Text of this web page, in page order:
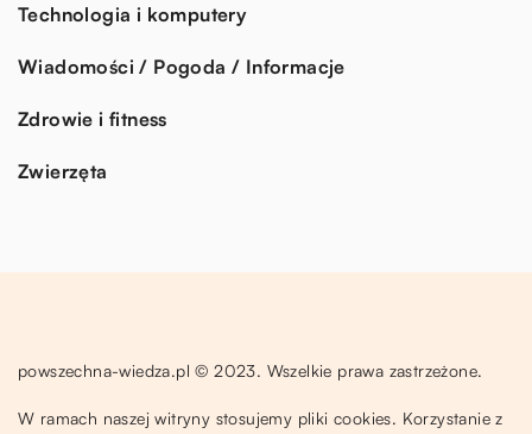
Technologia i komputery
Wiadomości / Pogoda / Informacje
Zdrowie i fitness
Zwierzęta
powszechna-wiedza.pl © 2023. Wszelkie prawa zastrzeżone.
W ramach naszej witryny stosujemy pliki cookies. Korzystanie z